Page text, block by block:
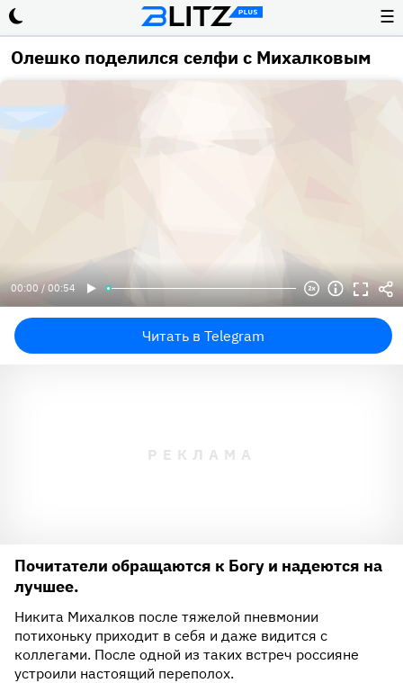
☰
Олешко поделился селфи с Михалковым
00:00 / 00:54
Читать в Telegram
Почитатели обращаются к Богу и надеются на
лучшее.
Никита Михалков после тяжелой пневмонии
потихоньку приходит в себя и даже видится с
коллегами. После одной из таких встреч россияне
устроили настоящий переполох.